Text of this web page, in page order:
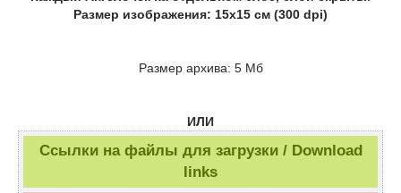
Размер изображения: 15x15 см (300 dpi)
Размер архива: 5 Мб
ИЛИ
Ссылки на файлы для загрузки / Download
links